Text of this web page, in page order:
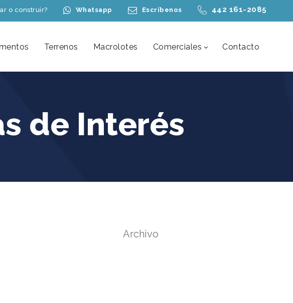
o construir? Whatsapp Escríbenos 442 161-2085
Terrenos Macrolotes Comerciales Contacto
de Interés
Archivo